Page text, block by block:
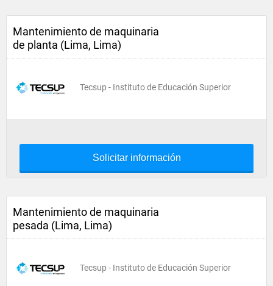
Mantenimiento de maquinaria
de planta (Lima, Lima)
Tecsup - Instituto de Educación Superior
Solicitar información
Mantenimiento de maquinaria
pesada (Lima, Lima)
Tecsup - Instituto de Educación Superior